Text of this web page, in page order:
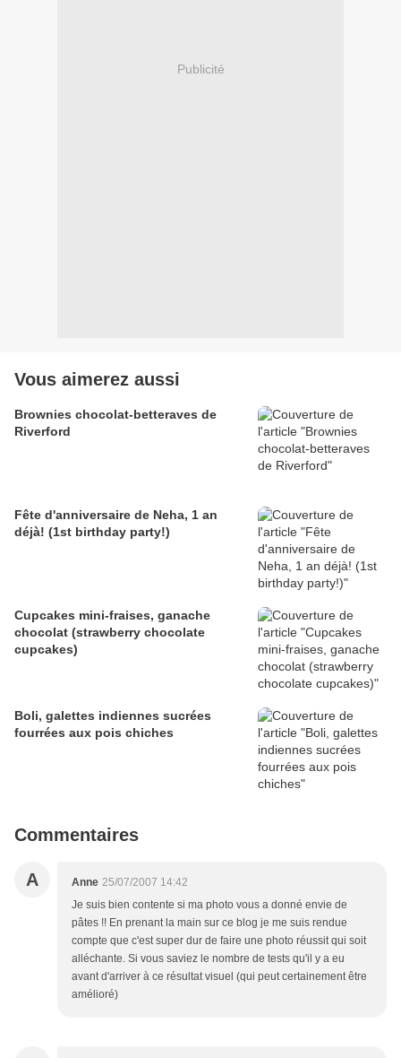
Publicité
Vous aimerez aussi
Brownies chocolat-betteraves de
Riverford
Fête d'anniversaire de Neha, 1 an
déjà! (1st birthday party!)
Cupcakes mini-fraises, ganache
chocolat (strawberry chocolate
cupcakes)
Boli, galettes indiennes sucrées
fourrées aux pois chiches
Commentaires
A Anne 25/07/2007 14:42
Je suis bien contente si ma photo vous a donné envie de
pâtes !! En prenant la main sur ce blog je me suis rendue
compte que c'est super dur de faire une photo réussit qui soit
alléchante. Si vous saviez le nombre de tests qu'il y a eu
avant d'arriver à ce résultat visuel (qui peut certainement être
amélioré)